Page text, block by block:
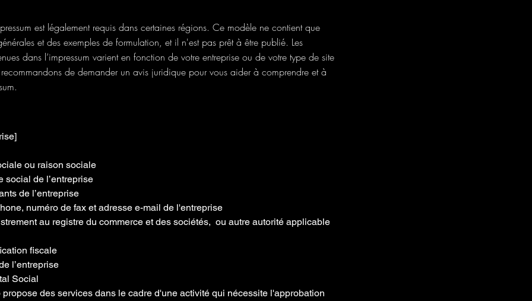
est légalement requis dans certaines régions. Ce modèle ne contient que
et des exemples de formulation, et il n'est pas prêt à être publié. Les
dans l’impressum varient en fonction de votre entreprise ou de votre type de site
de demander un avis juridique pour vous aider à comprendre et à
ou raison sociale
social de l’entreprise
de l’entreprise
numéro de fax et adresse e-mail de l'entreprise
au registre du commerce et des sociétés, ou autre autorité applicable
fiscale
l’entreprise
Social
propose des services dans le cadre d'une activité qui nécessite l'approbation